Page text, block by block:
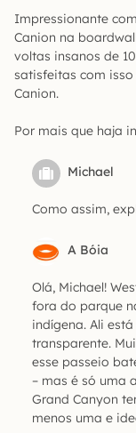
Impressionante
Canion na
voltas insanos de
satisfeitas com
Canion.
Por mais que haja
Michael
Como assim,
A Bóia
Olá, Michael!
fora do parque
indígena. Ali
transparente.
esse passeio
– mas é só uma
Grand Canyon
menos uma e